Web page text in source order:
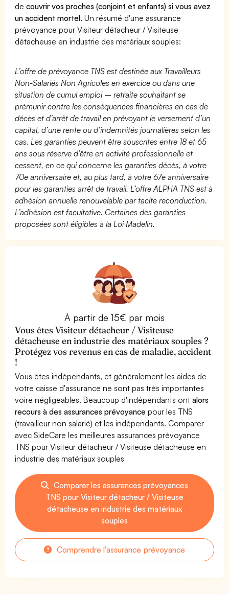
decouvrir vos proches (conjoint et enfants) si vous avez
un accident mortel. Un résumé d'une assurance
prévoyance pour Visiteur détacheur / Visiteuse
détacheuse en industrie des matériaux souples:
L’offre de prévoyance TNS est destinée aux Travailleurs
Non-Salariés Non Agricoles en exercice ou dans une
situation de cumul emploi – retraite souhaitant se
prémunir contre les conséquences financières en cas de
décès et d’arrêt de travail en prévoyant le versement d’un
capital, d’une rente ou d’indemnités journalières selon les
cas. Les garanties peuvent être souscrites entre 18 et 65
ans sous réserve d’être en activité professionnelle et
cessent, en ce qui concerne les garanties décès, à votre
70e anniversaire et, au plus tard, à votre 67e anniversaire
pour les garanties arrêt de travail. L’offre ALPHA TNS est à
adhésion annuelle renouvelable par tacite reconduction.
L’adhésion est facultative. Certaines des garanties
proposées sont éligibles à la Loi Madelin.
À partir de 15€ par mois
Vous êtes Visiteur détacheur / Visiteuse
détacheuse en industrie des matériaux souples ?
Protégez vos revenus en cas de maladie, accident
!
Vous êtes indépendants, et généralement les aides de
votre caisse d'assurance ne sont pas très importantes
voire négligeables. Beaucoup d'indépendants ontalors
recours à des assurances prévoyance pour les TNS
(travailleur non salarié) et les indépendants. Comparer
avec SideCare les meilleures assurances prévoyance
TNS pour Visiteur détacheur / Visiteuse détacheuse en
industrie des matériaux souples
Comparer les assurances prévoyances
TNS pour Visiteur détacheur / Visiteuse
détacheuse en industrie des matériaux
souples
Comprendre l'assurance prévoyance